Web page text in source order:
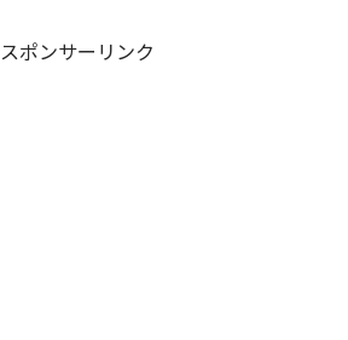
スポンサーリンク